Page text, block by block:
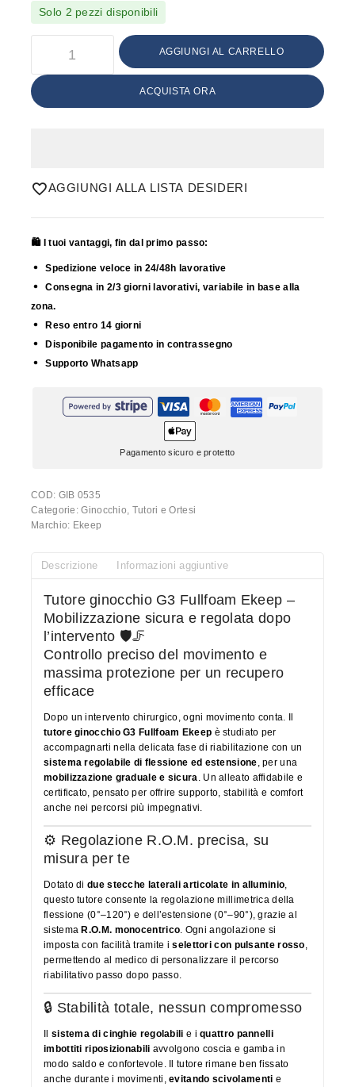
Solo 2 pezzi disponibili
AGGIUNGI AL CARRELLO
ACQUISTA ORA
AGGIUNGI ALLA LISTA DESIDERI
🛍️ I tuoi vantaggi, fin dal primo passo:
Spedizione veloce in 24/48h lavorative
Consegna in 2/3 giorni lavorativi, variabile in base alla
zona.
Reso entro 14 giorni
Disponibile pagamento in contrassegno
Supporto Whatsapp
Pagamento sicuro e protetto
COD: GIB 0535
Categorie:Ginocchio Tutori e Ortesi
Marchio: Ekeep
Descrizione Informazioni aggiuntive
Tutore ginocchio G3 Fullfoam Ekeep –
Mobilizzazione sicura e regolata dopo
l’intervento 🛡️🦵
Controllo preciso del movimento e
massima protezione per un recupero
efficace
Dopo un intervento chirurgico, ogni movimento conta. Il
tutore ginocchio G3 Fullfoam Ekeep è studiato per
accompagnarti nella delicata fase di riabilitazione con un
sistema regolabile di flessione ed estensione , per una
mobilizzazione graduale e sicura
. Un alleato affidabile e
certificato, pensato per offrire supporto, stabilità e comfort
anche nei percorsi più impegnativi.
⚙️ Regolazione R.O.M. precisa, su
misura per te
Dotato di due stecche laterali articolate in alluminio
questo tutore consente la regolazione millimetrica della
flessione (0°–120°) e dell’estensione (0°–90°), grazie al
sistemaR.O.M. monocentrico . Ogni angolazione si
imposta con facilità tramite iselettori con pulsante rosso
permettendo al medico di personalizzare il percorso
riabilitativo passo dopo passo.
🔒 Stabilità totale, nessun compromesso
Il sistema di cinghie regolabili e iquattro pannelli
imbottiti riposizionabili avvolgono coscia e gamba in
modo saldo e confortevole. Il tutore rimane ben fissato
anche durante i movimenti,evitando scivolamenti e